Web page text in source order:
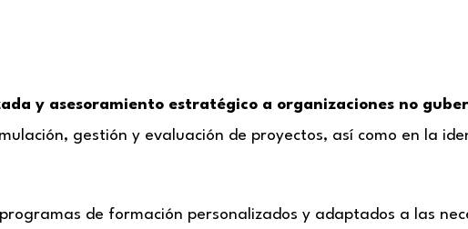
y asesoramiento estratégico a organizaciones no
gestión y evaluación de proyectos, así como en la
de formación personalizados y adaptados a las